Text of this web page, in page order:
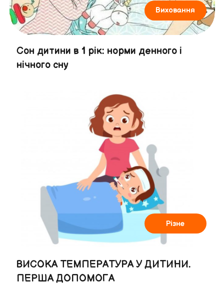
Виховання
Сон дитини в 1 рік: норми денного і
нічного сну
Різне
ВИСОКА ТЕМПЕРАТУРА У ДИТИНИ.
ПЕРША ДОПОМОГА